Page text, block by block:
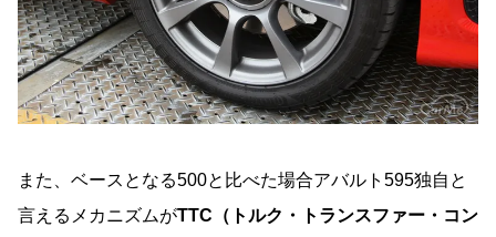
また、ベースとなる500と比べた場合アバルト595独自と
言えるメカニズムがTTC（トルク・トランスファー・コン